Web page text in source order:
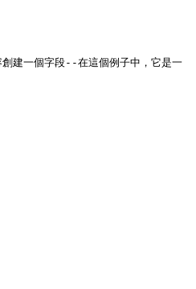
創建一個字段--在這個例子中，它是一